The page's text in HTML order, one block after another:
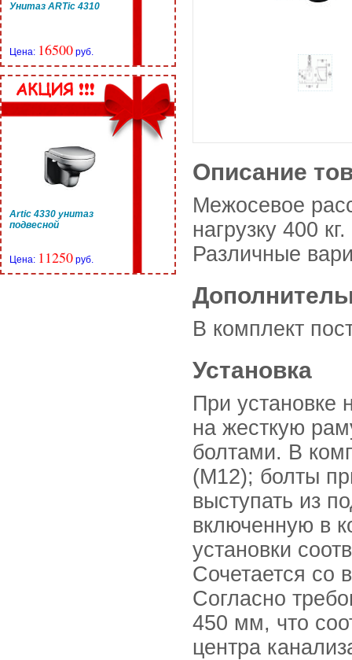
Унитаз ARTic 4310
Цена: 16500 руб.
Artic 4330 унитаз
подвесной
Цена: 11250 руб.
Описание
Межосевое
нагрузку 400
Различные
B комплект
Установка
При установке
на жесткую
болтами. В
(М12); болты
выступать из
включенную в
установки
Сочетается со
Согласно
450 мм, что
центра